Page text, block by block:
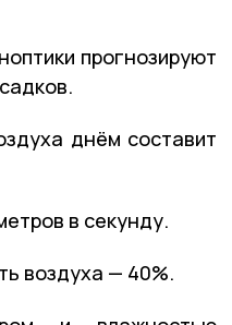
прогнозируют
днём составит
в секунду.
воздуха — 40%.